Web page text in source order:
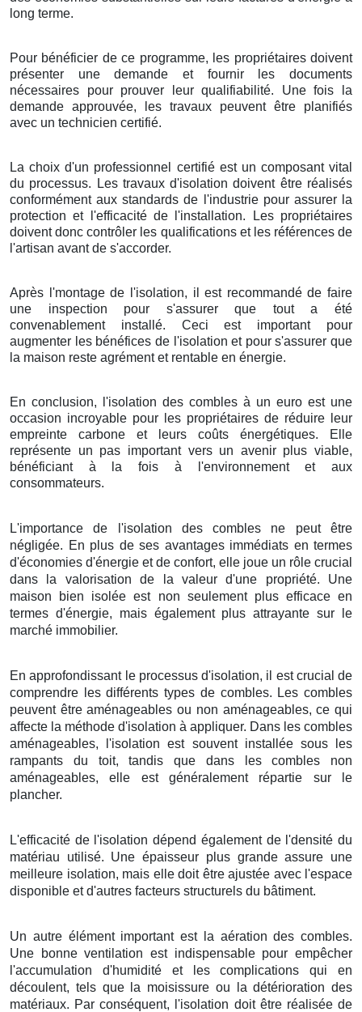
long terme.
Pour bénéficier de ce programme, les propriétaires doivent
présenter une demande et fournir les documents
nécessaires pour prouver leur qualifiabilité. Une fois la
demande approuvée, les travaux peuvent être planifiés
avec un technicien certifié.
La choix d'un professionnel certifié est un composant vital
du processus. Les travaux d'isolation doivent être réalisés
conformément aux standards de l'industrie pour assurer la
protection et l'efficacité de l'installation. Les propriétaires
doivent donc contrôler les qualifications et les références de
l'artisan avant de s'accorder.
Après l'montage de l'isolation, il est recommandé de faire
une inspection pour s'assurer que tout a été
convenablement installé. Ceci est important pour
augmenter les bénéfices de l'isolation et pour s'assurer que
la maison reste agrément et rentable en énergie.
En conclusion, l'isolation des combles à un euro est une
occasion incroyable pour les propriétaires de réduire leur
empreinte carbone et leurs coûts énergétiques. Elle
représente un pas important vers un avenir plus viable,
bénéficiant à la fois à l'environnement et aux
consommateurs.
L'importance de l'isolation des combles ne peut être
négligée. En plus de ses avantages immédiats en termes
d'économies d'énergie et de confort, elle joue un rôle crucial
dans la valorisation de la valeur d'une propriété. Une
maison bien isolée est non seulement plus efficace en
termes d'énergie, mais également plus attrayante sur le
marché immobilier.
En approfondissant le processus d'isolation, il est crucial de
comprendre les différents types de combles. Les combles
peuvent être aménageables ou non aménageables, ce qui
affecte la méthode d'isolation à appliquer. Dans les combles
aménageables, l'isolation est souvent installée sous les
rampants du toit, tandis que dans les combles non
aménageables, elle est généralement répartie sur le
plancher.
L'efficacité de l'isolation dépend également de l'densité du
matériau utilisé. Une épaisseur plus grande assure une
meilleure isolation, mais elle doit être ajustée avec l'espace
disponible et d'autres facteurs structurels du bâtiment.
Un autre élément important est la aération des combles.
Une bonne ventilation est indispensable pour empêcher
l'accumulation d'humidité et les complications qui en
découlent, tels que la moisissure ou la détérioration des
matériaux. Par conséquent, l'isolation doit être réalisée de